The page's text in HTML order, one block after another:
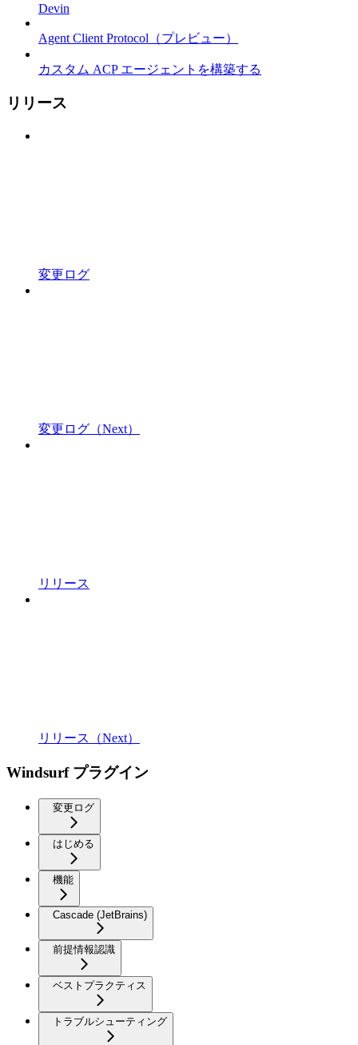
Devin
Agent Client Protocol（プレビュー）
カスタム ACP エージェントを構築する
リリース
変更ログ
変更ログ（Next）
リリース
リリース（Next）
Windsurf プラグイン
変更ログ
はじめる
機能
Cascade (JetBrains)
前提情報認識
ベストプラクティス
トラブルシューティング